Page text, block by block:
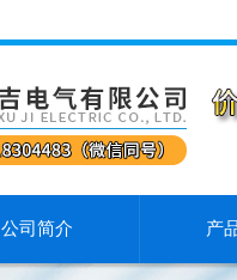
公司简介 产